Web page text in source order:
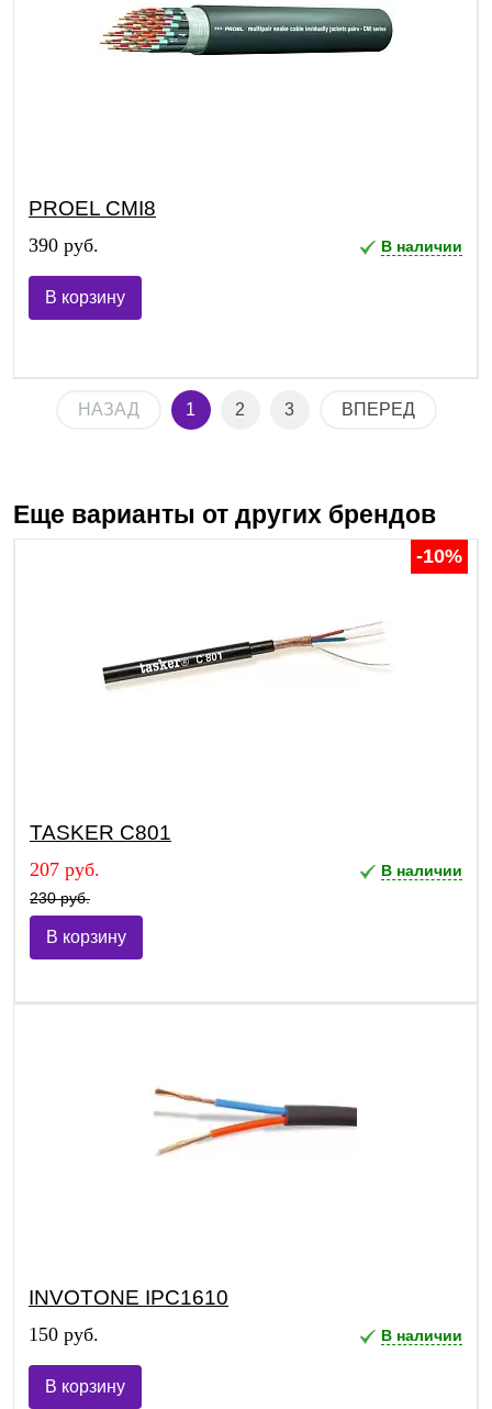
PROEL CMI8
390 руб. В наличии
В корзину
НАЗАД 1 2 3 ВПЕРЕД
Еще варианты от других брендов
-10%
TASKER C801
207 руб.
230 руб.
В наличии
В корзину
INVOTONE IPC1610
150 руб. В наличии
В корзину